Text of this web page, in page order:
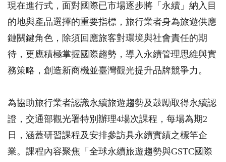
現在進行式，面對國際已市場逐步將「永續」納入目
的地與產品選擇的重要指標，旅行業者身為旅遊供應
鏈關鍵角色，除須回應旅客對環境與社會責任的期
待，更應積極掌握國際趨勢，導入永續管理思維與實
務策略，創造新商機並臺灣觀光提升品牌競爭力。
為協助旅行業者認識永續旅遊趨勢及鼓勵取得永續認
證，交通部觀光署特別辦理4場次課程，每場為期2
日，涵蓋研習課程及安排參訪具永續實績之標竿企
業。課程內容聚焦「全球永續旅遊趨勢與GSTC國際